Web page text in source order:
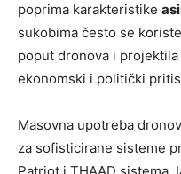
poprima karakteristike
sukobima često se
poput dronova i
ekonomski i politički
Masovna upotreba
za sofisticirane sisteme